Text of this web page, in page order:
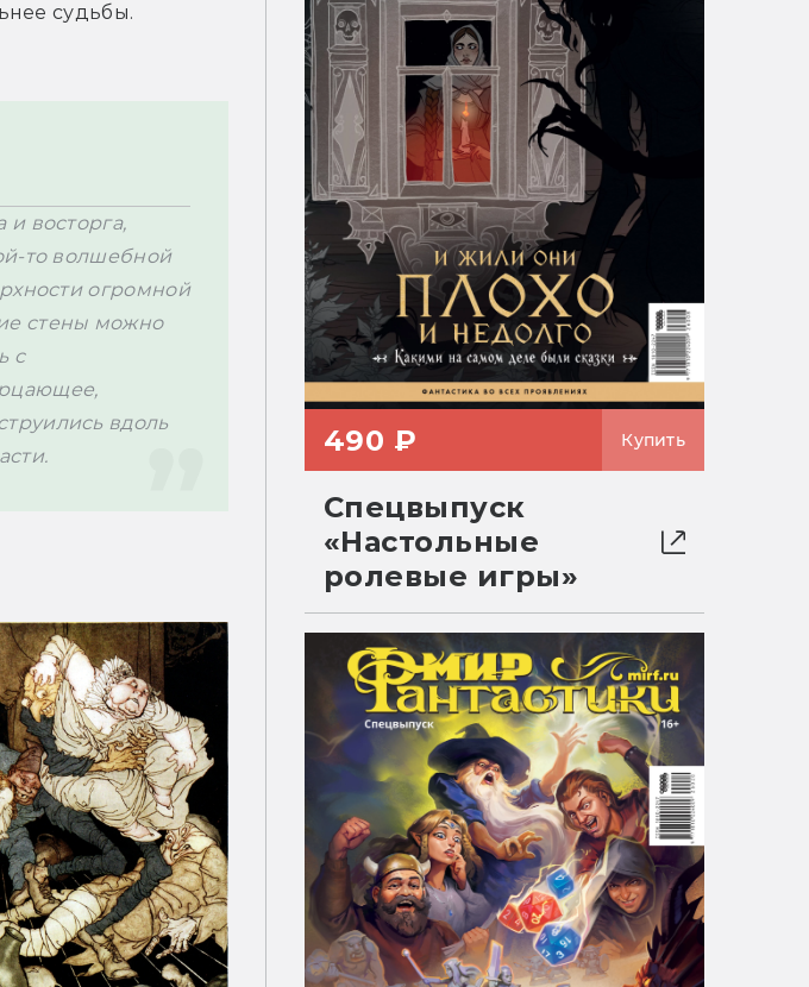
судьбы.
и восторга,
то волшебной
огромной
стены можно
с
вдоль
490 ₽ Купить
Спецвыпуск
«Настольные
ролевые игры»